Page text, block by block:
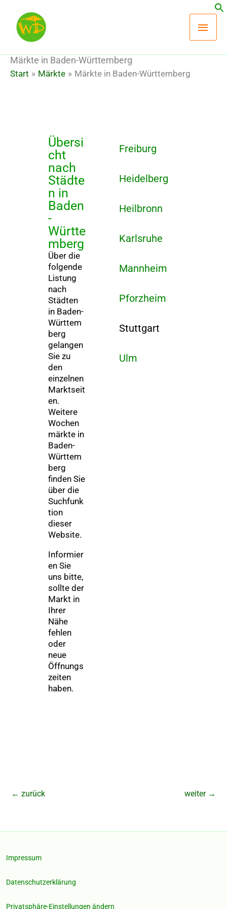
Inhalt
springen
Märkte in Baden-Württemberg
Start Märkte Märkte in Baden-Württemberg
Übersi
cht
nach
Städte
n in
Baden
-
Württe
mberg
Über die
folgende
Listung
nach
Städten
in Baden-
Württem
berg
gelangen
Sie zu
den
einzelnen
Marktseit
en.
Weitere
Wochen
märkte in
Baden-
Württem
berg
finden Sie
über die
Suchfunk
tion
dieser
Website.
Informier
en Sie
uns bitte,
sollte der
Markt in
Ihrer
Nähe
fehlen
oder
neue
Öffnungs
zeiten
haben.
Freiburg
Heidelberg
Heilbronn
Karlsruhe
Mannheim
Pforzheim
Stuttgart
Ulm
← zurück weiter →
Impressum
Datenschutzerklärung
Privatsphäre-Einstellungen ändern